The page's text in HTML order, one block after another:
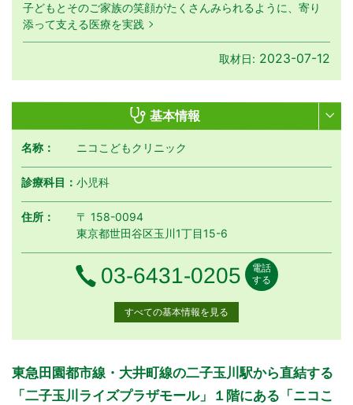
子どもとそのご家族の笑顔がたくさんみられるように、寄り
添って支える医療を実践
取材日: 2023-07-12
基本情報
名称： ニコこどもクリニック
診療科目：小児科
住所：
〒 158-0094
東京都世田谷区玉川1丁目15-6
電話番号
03-6431-0205
電話
する
すべての基本情報を見る
診療時間 月月曜日
火 火曜日
水 水曜日
木木曜日
金金曜日
土 土曜日
日日曜日
祝
9:00 - 12:20
● ● ● ● ●
●
東急田園都市線・大井町線の二子玉川駅から直結する
「二子玉川ライズプラザモール」１階にある「ニコこ